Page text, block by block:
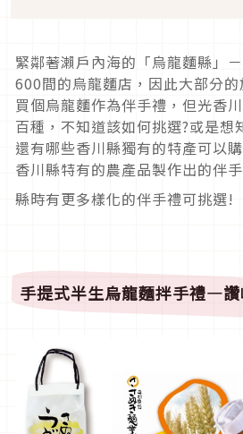
緊鄰著瀨戶內海的「烏龍麵縣」
600間的烏龍麵店，因此大部分
買個烏龍麵作為伴手禮，但光香
百種，不知道該如何挑選?或是想
還有哪些香川縣獨有的特產可以
香川縣特有的農產品製作出的伴
縣時有更多樣化的伴手禮可挑選!
手提式半生烏龍麵拌手禮―